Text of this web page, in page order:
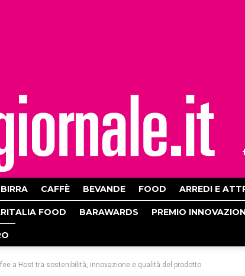
CAFFÈ BEVANDE FOOD ARREDI E
FOOD BARAWARDS PREMIO
a Host tra sostenibilità, innovazione e qualità del prodotto